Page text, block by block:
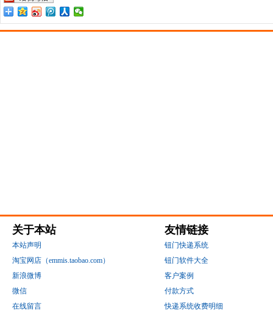
关于本站
本站声明
淘宝网店（emmis.taobao.com）
新浪微博
微信
在线留言
友情链接
钮门快递系统
钮门软件大全
客户案例
付款方式
快递系统收费明细